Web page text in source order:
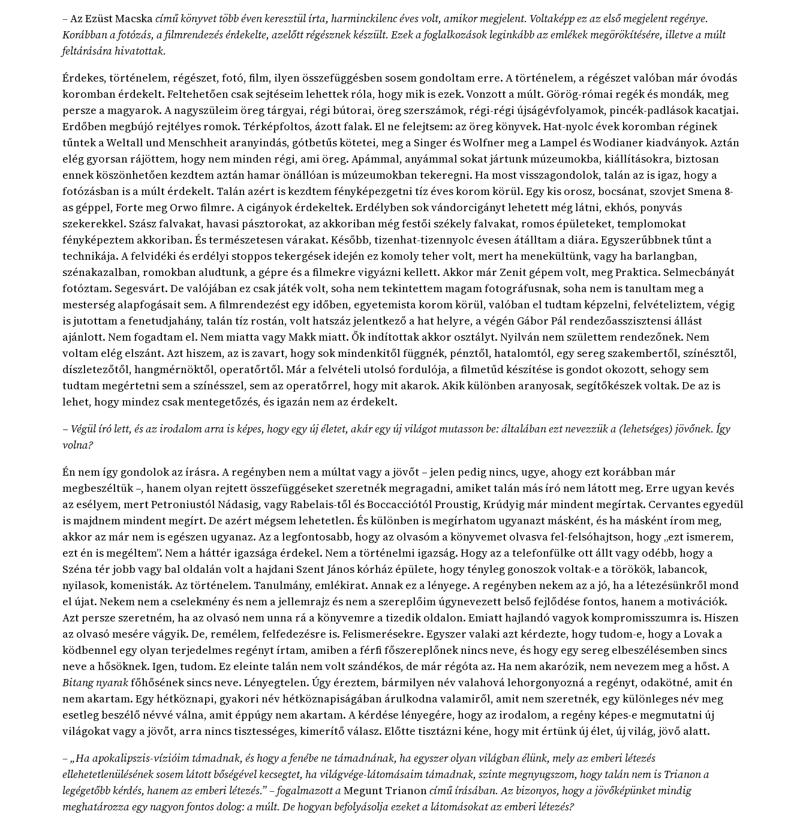
–Az Ezüst Macskacímű könyvet több éven keresztül írta, harminckilenc éves volt, amikor megjelent. Voltaképp ez az első megjelent regénye.
Korábban a fotózás, a filmrendezés érdekelte, azelőtt régésznek készült. Ezek a foglalkozások leginkább az emlékek megörökítésére, illetve a múlt
feltárására hivatottak.
Érdekes, történelem, régészet, fotó, film, ilyen összefüggésben sosem gondoltam erre. A történelem, a régészet valóban már óvodás
koromban érdekelt. Feltehetően csak sejtéseim lehettek róla, hogy mik is ezek. Vonzott a múlt. Görög-római regék és mondák, meg
persze a magyarok. A nagyszüleim öreg tárgyai, régi bútorai, öreg szerszámok, régi-régi újságévfolyamok, pincék-padlások kacatjai.
Erdőben megbújó rejtélyes romok. Térképfoltos, ázott falak. El ne felejtsem: az öreg könyvek. Hat-nyolc évek koromban réginek
tűntek a Weltall und Menschheit aranyindás, gótbetűs kötetei, meg a Singer és Wolfner meg a Lampel és Wodianer kiadványok. Aztán
elég gyorsan rájöttem, hogy nem minden régi, ami öreg. Apámmal, anyámmal sokat jártunk múzeumokba, kiállításokra, biztosan
ennek köszönhetően kezdtem aztán hamar önállóan is múzeumokban tekeregni. Ha most visszagondolok, talán az is igaz, hogy a
fotózásban is a múlt érdekelt. Talán azért is kezdtem fényképezgetni tíz éves korom körül. Egy kis orosz, bocsánat, szovjet Smena 8-
as géppel, Forte meg Orwo filmre. A cigányok érdekeltek. Erdélyben sok vándorcigányt lehetett még látni, ekhós, ponyvás
szekerekkel. Szász falvakat, havasi pásztorokat, az akkoriban még festői székely falvakat, romos épületeket, templomokat
fényképeztem akkoriban. És természetesen várakat. Később, tizenhat-tizennyolc évesen átálltam a diára. Egyszerűbbnek tűnt a
technikája. A felvidéki és erdélyi stoppos tekergések idején ez komoly teher volt, mert ha menekültünk, vagy ha barlangban,
szénakazalban, romokban aludtunk, a gépre és a filmekre vigyázni kellett. Akkor már Zenit gépem volt, meg Praktica. Selmecbányát
fotóztam. Segesvárt. De valójában ez csak játék volt, soha nem tekintettem magam fotográfusnak, soha nem is tanultam meg a
mesterség alapfogásait sem. A filmrendezést egy időben, egyetemista korom körül, valóban el tudtam képzelni, felvételiztem, végig
is jutottam a fenetudjahány, talán tíz rostán, volt hatszáz jelentkező a hat helyre, a végén Gábor Pál rendezőasszisztensi állást
ajánlott. Nem fogadtam el. Nem miatta vagy Makk miatt. Ők indítottak akkor osztályt. Nyilván nem születtem rendezőnek. Nem
voltam elég elszánt. Azt hiszem, az is zavart, hogy sok mindenkitől függnék, pénztől, hatalomtól, egy sereg szakembertől, színésztől,
díszletezőtől, hangmérnöktől, operatőrtől. Már a felvételi utolsó fordulója, a filmetűd készítése is gondot okozott, sehogy sem
tudtam megértetni sem a színésszel, sem az operatőrrel, hogy mit akarok. Akik különben aranyosak, segítőkészek voltak. De az is
lehet, hogy mindez csak mentegetőzés, és igazán nem az érdekelt.
– Végül író lett, és az irodalom arra is képes, hogy egy új életet, akár egy új világot mutasson be: általában ezt nevezzük a (lehetséges) jövőnek. Így
volna?
Én nem így gondolok az írásra. A regényben nem a múltat vagy a jövőt – jelen pedig nincs, ugye, ahogy ezt korábban már
megbeszéltük –, hanem olyan rejtett összefüggéseket szeretnék megragadni, amiket talán más író nem látott meg. Erre ugyan kevés
az esélyem, mert Petroniustól Nádasig, vagy Rabelais-től és Boccacciótól Proustig, Krúdyig már mindent megírtak. Cervantes egyedül
is majdnem mindent megírt. De azért mégsem lehetetlen. És különben is megírhatom ugyanazt másként, és ha másként írom meg,
akkor az már nem is egészen ugyanaz. Az a legfontosabb, hogy az olvasóm a könyvemet olvasva fel-felsóhajtson, hogy „ezt ismerem,
ezt én is megéltem”. Nem a háttér igazsága érdekel. Nem a történelmi igazság. Hogy az a telefonfülke ott állt vagy odébb, hogy a
Széna tér jobb vagy bal oldalán volt a hajdani Szent János kórház épülete, hogy tényleg gonoszok voltak-e a törökök, labancok,
nyilasok, komenisták. Az történelem. Tanulmány, emlékirat. Annak ez a lényege. A regényben nekem az a jó, ha a létezésünkről mond
el újat. Nekem nem a cselekmény és nem a jellemrajz és nem a szereplőim úgynevezett belső fejlődése fontos, hanem a motivációk.
Azt persze szeretném, ha az olvasó nem unna rá a könyvemre a tizedik oldalon. Emiatt hajlandó vagyok kompromisszumra is. Hiszen
az olvasó mesére vágyik. De, remélem, felfedezésre is. Felismerésekre. Egyszer valaki azt kérdezte, hogy tudom-e, hogy a Lovak a
ködbennel egy olyan terjedelmes regényt írtam, amiben a férfi főszereplőnek nincs neve, és hogy egy sereg elbeszélésemben sincs
neve a hősöknek. Igen, tudom. Ez eleinte talán nem volt szándékos, de már régóta az. Ha nem akarózik, nem nevezem meg a hőst. A
Bitang nyarakfőhősének sincs neve. Lényegtelen. Úgy éreztem, bármilyen név valahová lehorgonyozná a regényt, odakötné, amit én
nem akartam. Egy hétköznapi, gyakori név hétköznapiságában árulkodna valamiről, amit nem szeretnék, egy különleges név meg
esetleg beszélő névvé válna, amit éppúgy nem akartam. A kérdése lényegére, hogy az irodalom, a regény képes-e megmutatni új
világokat vagy a jövőt, arra nincs tisztességes, kimerítő válasz. Előtte tisztázni kéne, hogy mit értünk új élet, új világ, jövő alatt.
– „Ha apokalipszis-vízióim támadnak, és hogy a fenébe ne támadnának, ha egyszer olyan világban élünk, mely az emberi létezés
ellehetetlenülésének sosem látott bőségével kecsegtet, ha világvége-látomásaim támadnak, szinte megnyugszom, hogy talán nem is Trianon a
legégetőbb kérdés, hanem az emberi létezés.” – fogalmazott aMegunt Trianoncímű írásában. Az bizonyos, hogy a jövőképünket mindig
meghatározza egy nagyon fontos dolog: a múlt. De hogyan befolyásolja ezeket a látomásokat az emberi létezés?